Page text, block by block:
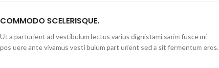
COMMODO SCELERISQUE.
Ut a parturient ad vestibulum lectus varius dignistami sarim fusce mi
pos uere ante vivamus vesti bulum part urient sed a sit fermentum eros.